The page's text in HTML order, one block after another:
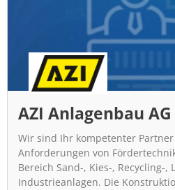
AZI Anlagenbau AG
Wir sind Ihr kompetenter
Anforderungen von
Bereich Sand-, Kies-, Recycling-,
Industrieanlagen. Die